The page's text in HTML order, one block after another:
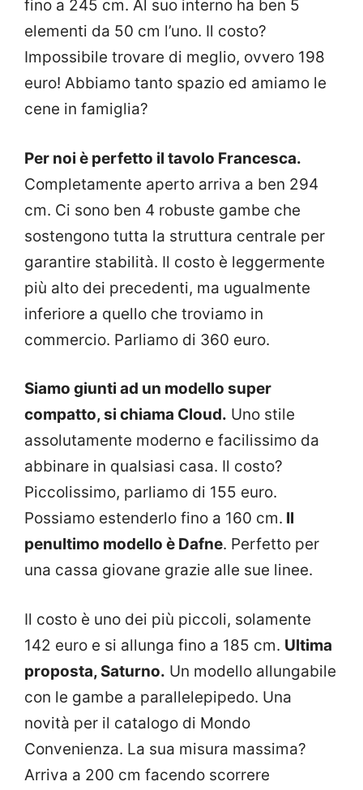
fino a 245 cm. Al suo interno ha ben 5
elementi da 50 cm l’uno. Il costo?
Impossibile trovare di meglio, ovvero 198
euro! Abbiamo tanto spazio ed amiamo le
cene in famiglia?
Per noi è perfetto il tavolo Francesca.
Completamente aperto arriva a ben 294
cm. Ci sono ben 4 robuste gambe che
sostengono tutta la struttura centrale per
garantire stabilità. Il costo è leggermente
più alto dei precedenti, ma ugualmente
inferiore a quello che troviamo in
commercio. Parliamo di 360 euro.
Siamo giunti ad un modello super
compatto, si chiama Cloud. Uno stile
assolutamente moderno e facilissimo da
abbinare in qualsiasi casa. Il costo?
Piccolissimo, parliamo di 155 euro.
Possiamo estenderlo fino a 160 cm. Il
penultimo modello è Dafne. Perfetto per
una cassa giovane grazie alle sue linee.
Il costo è uno dei più piccoli, solamente
142 euro e si allunga fino a 185 cm. Ultima
proposta, Saturno. Un modello allungabile
con le gambe a parallelepipedo. Una
novità per il catalogo di Mondo
Convenienza. La sua misura massima?
Arriva a 200 cm facendo scorrere